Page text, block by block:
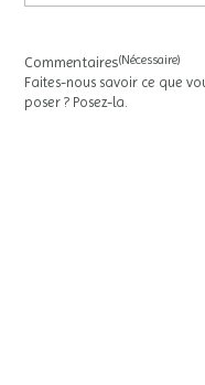
Commentaires(Nécessaire)
Faites-nous savoir ce que
poser ? Posez-la.